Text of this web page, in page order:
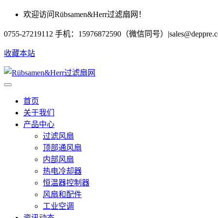
欢迎访问Rübsamen&Herr过滤扇网！
0755-27219112 手机：15976872590（微信同号） |
收藏本站
首页
关于我们
产品中心
过滤风扇
顶部通风扇
内部风扇
热电冷却器
恒温器控制器
风扇和配件
工业空调